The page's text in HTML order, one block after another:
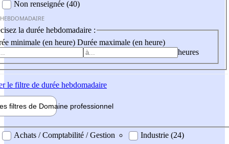
Non renseignée (40)
la durée hebdomadaire :
minimale (en heure) Durée maximale (en heure)
heures
le filtre de durée hebdomadaire
filtres de Domaine professionnel
professionel
Achats / Comptabilité / Gestion
Industrie (24)